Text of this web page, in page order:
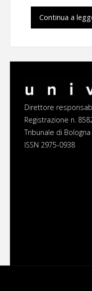
Continua a
Direttore
Registrazione n.
Tribunale di Bologna
ISSN 2975-0938